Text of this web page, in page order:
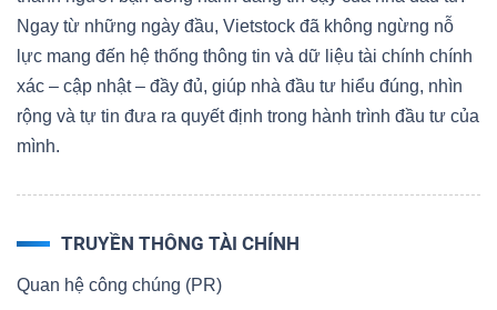
Ngay từ những ngày đầu, Vietstock đã không ngừng nỗ
lực mang đến hệ thống thông tin và dữ liệu tài chính chính
xác – cập nhật – đầy đủ, giúp nhà đầu tư hiểu đúng, nhìn
rộng và tự tin đưa ra quyết định trong hành trình đầu tư của
mình.
TRUYỀN THÔNG TÀI CHÍNH
Quan hệ công chúng (PR)